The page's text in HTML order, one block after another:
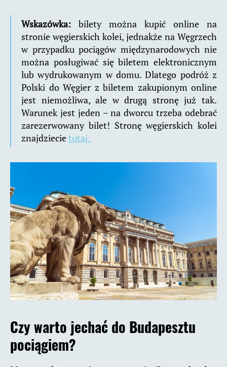
Wskazówka: bilety można kupić online na
stronie węgierskich kolei, jednakże na Węgrzech
w przypadku pociągów międzynarodowych nie
można posługiwać się biletem elektronicznym
lub wydrukowanym w domu. Dlatego podróż z
Polski do Węgier z biletem zakupionym online
jest niemożliwa, ale w drugą stronę już tak.
Warunek jest jeden – na dworcu trzeba odebrać
zarezerwowany bilet! Stronę węgierskich kolei
znajdziecietutaj.
Czy warto jechać do Budapesztu
pociągiem?